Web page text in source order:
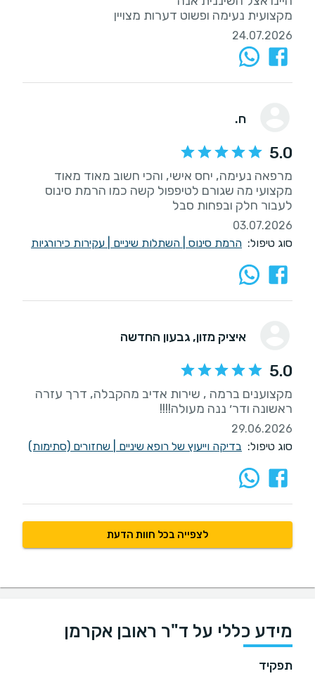
מקצועית נעימה ופשוט דערות מצויין
24.07.2026
ח.
5.0
מרפאה נעימה, יחס אישי, והכי חשוב מאוד מאוד
מקצועי מה שגורם לטיפפול קשה כמו הרמת סינוס
לעבור חלק ובפחות סבל
03.07.2026
סוג טיפול: הרמת סינוס השתלות שיניים עקירות כירורגיות
איציק מזון, גבעון החדשה
5.0
מקצוענים ברמה , שירות אדיב מהקבלה, דרך עזרה
ראשונה ודר׳ ננה מעולה!!!!
29.06.2026
סוג טיפול: בדיקה וייעוץ של רופא שיניים שחזורים (סתימות)
לצפייה בכל חוות הדעת
מידע כללי על ד"ר ראובן אקרמן
תפקיד